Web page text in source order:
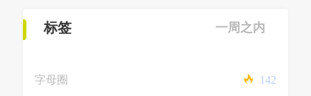
标签 一周之内
字母圈 142